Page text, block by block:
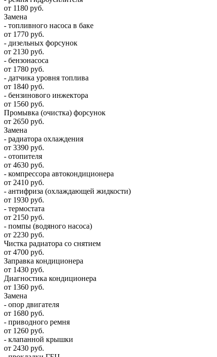
от 1180 руб.
Замена
- топливного насоса в баке
от 1770 руб.
- дизельных форсунок
от 2130 руб.
- бензонасоса
от 1780 руб.
- датчика уровня топлива
от 1840 руб.
- бензинового инжектора
от 1560 руб.
Промывка (очистка) форсунок
от 2650 руб.
Замена
- радиатора охлаждения
от 3390 руб.
- отопителя
от 4630 руб.
- компрессора автокондиционера
от 2410 руб.
- антифриза (охлаждающей жидкости)
от 1930 руб.
- термостата
от 2150 руб.
- помпы (водяного насоса)
от 2230 руб.
Чистка радиатора со снятием
от 4700 руб.
Заправка кондиционера
от 1430 руб.
Диагностика кондиционера
от 1360 руб.
Замена
- опор двигателя
от 1680 руб.
- приводного ремня
от 1260 руб.
- клапанной крышки
от 2430 руб.